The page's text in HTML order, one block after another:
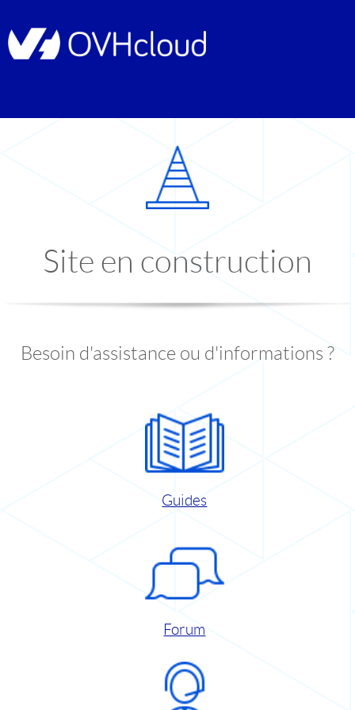
Site en construction
Besoin d'assistance ou d'informations ?
Guides
Forum